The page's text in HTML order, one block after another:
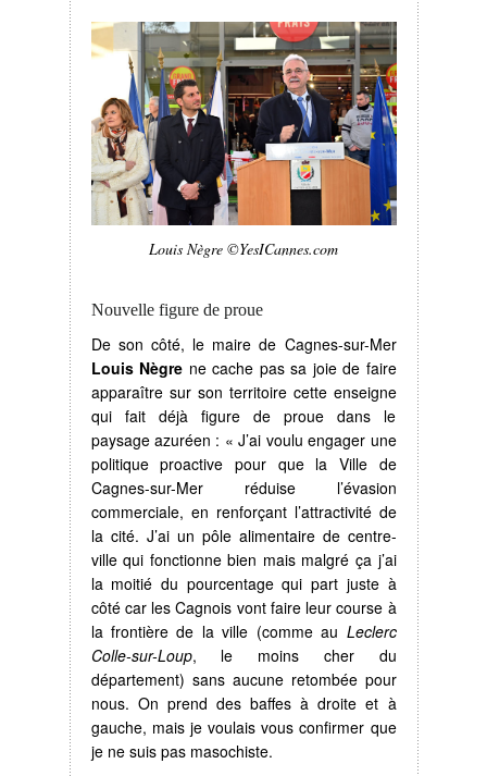
Louis Nègre ©YesICannes.com
Nouvelle figure de proue
De son côté, le maire de Cagnes-sur-Mer
Louis Nègre ne cache pas sa joie de faire
apparaître sur son territoire cette enseigne
qui fait déjà figure de proue dans le
paysage azuréen : « J’ai voulu engager une
politique proactive pour que la Ville de
Cagnes-sur-Mer réduise l’évasion
commerciale, en renforçant l’attractivité de
la cité. J’ai un pôle alimentaire de centre-
ville qui fonctionne bien mais malgré ça j’ai
la moitié du pourcentage qui part juste à
côté car les Cagnois vont faire leur course à
la frontière de la ville (comme au Leclerc
Colle-sur-Loup, le moins cher du
département) sans aucune retombée pour
nous. On prend des baffes à droite et à
gauche, mais je voulais vous confirmer que
je ne suis pas masochiste.